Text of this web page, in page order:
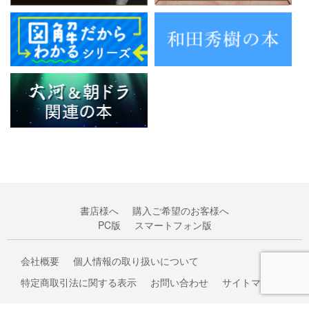
書店様へ
購入ご希望のお客様へ
PC版
スマートフォン版
会社概要
個人情報の取り扱いについて
特定商取引法に関する表示
お問い合わせ サイトマップ